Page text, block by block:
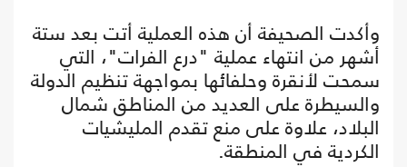
وأكدت الصحيفة أن هذه العملية أتت بعد ستة
أشهر من انتهاء عملية "درع الفرات"، التي
سمحت لأنقرة وحلفائها بمواجهة تنظيم الدولة
والسيطرة على العديد من المناطق شمال
البلاد، علاوة على منع تقدم المليشيات
الكردية في المنطقة.